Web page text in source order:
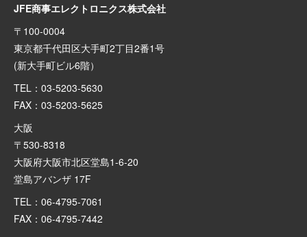
JFE商事エレクトロニクス株式会社
〒100-0004
東京都千代田区大手町2丁目2番1号
(新大手町ビル6階）
TEL：03-5203-5630
FAX：03-5203-5625
大阪
〒530-8318
大阪府大阪市北区堂島1-6-20
堂島アバンザ 17F
TEL：06-4795-7061
FAX：06-4795-7442